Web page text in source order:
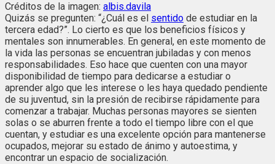
Créditos de la imagen: albis.davila
Quizás se pregunten: “¿Cuál es el sentido de estudiar en la
tercera edad?”. Lo cierto es que los beneficios físicos y
mentales son innumerables. En general, en este momento de
la vida las personas se encuentran jubiladas y con menos
responsabilidades. Eso hace que cuenten con una mayor
disponibilidad de tiempo para dedicarse a estudiar o
aprender algo que les interese o les haya quedado pendiente
de su juventud, sin la presión de recibirse rápidamente para
comenzar a trabajar. Muchas personas mayores se sienten
solas o se aburren frente a todo el tiempo libre con el que
cuentan, y estudiar es una excelente opción para mantenerse
ocupados, mejorar su estado de ánimo y autoestima, y
encontrar un espacio de socialización.